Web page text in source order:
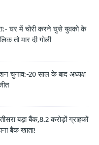
घर में चोरी करने घुसे युवको के
तो मार दी गोली
चुनाव:-20 साल के बाद अध्यक्ष
बड़ा बैंक,8.2 करोड़ों ग्राहकों
बैंक खाता!